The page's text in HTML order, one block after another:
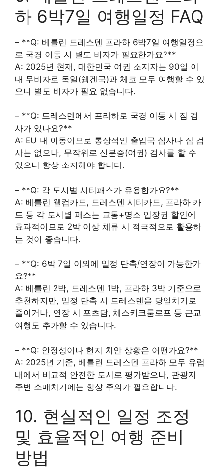
하 6박7일 여행일정 FAQ
– **Q: 베를린 드레스덴 프라하 6박7일 여행일정으
로 국경 이동 시 별도 비자가 필요한가요?**
A: 2025년 현재, 대한민국 여권 소지자는 90일 이
내 무비자로 독일(쉥겐국)과 체코 모두 여행할 수 있
으니 별도 비자가 필요 없습니다.
– **Q: 드레스덴에서 프라하로 국경 이동 시 짐 검
사가 있나요?**
A: EU 내 이동이므로 통상적인 출입국 심사나 짐 검
사는 없으나, 무작위로 신분증(여권) 검사를 할 수
있으니 항상 소지해야 합니다.
– **Q: 각 도시별 시티패스가 유용한가요?**
A: 베를린 웰컴카드, 드레스덴 시티카드, 프라하 카
드 등 각 도시별 패스는 교통+명소 입장권 할인에
효과적이므로 2박 이상 체류 시 적극적으로 활용하
는 것이 좋습니다.
– **Q: 6박 7일 이외에 일정 단축/연장이 가능한가
요?**
A: 베를린 2박, 드레스덴 1박, 프라하 3박 기준으로
추천하지만, 일정 단축 시 드레스덴을 당일치기로
줄이거나, 연장 시 포츠담, 체스키크룸로프 등 근교
여행도 추가할 수 있습니다.
– **Q: 안정성이나 현지 치안 상황은 어떤가요?**
A: 2025년 기준, 베를린 드레스덴 프라하 모두 유럽
내에서 비교적 안전한 도시로 평가받으나, 관광지
주변 소매치기에는 항상 주의가 필요합니다.
10. 현실적인 일정 조정
및 효율적인 여행 준비
방법